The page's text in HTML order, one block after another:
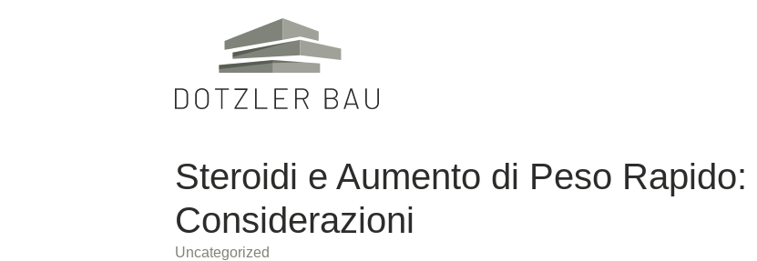
Steroidi e Aumento di Peso
Considerazioni
Uncategorized